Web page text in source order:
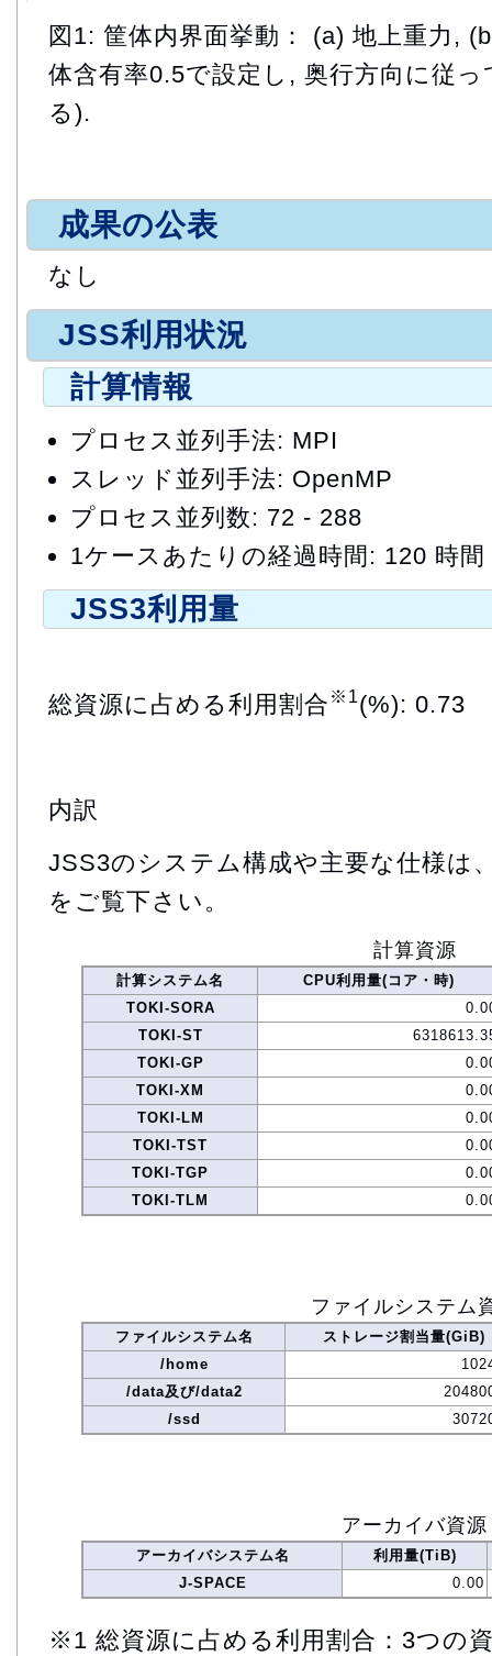
図1: 筐体内界面挙動： (a) 地上重力,
体含有率0.5で設定し, 奥行方向に従
る).
成果の公表
なし
JSS利用状況
計算情報
プロセス並列手法: MPI
スレッド並列手法: OpenMP
プロセス並列数: 72 - 288
1ケースあたりの経過時間: 120 時間
JSS3利用量
総資源に占める利用割合 ※1 (%): 0.73
内訳
JSS3のシステム構成や主要な仕様は
をご覧下さい。
計算資源
計算システム名
CPU利用量(コア・時)
TOKI-SORA
TOKI-ST
TOKI-GP
TOKI-XM
TOKI-LM
TOKI-TST
TOKI-TGP
TOKI-TLM
ファイルシステム
ファイルシステム名
ストレージ割当量(GiB)
/home
/data及び/data2
/ssd
アーカイバ資源
アーカイバシステム名
利用量(TiB)
J-SPACE
0.00
※1 総資源に占める利用割合：3つの